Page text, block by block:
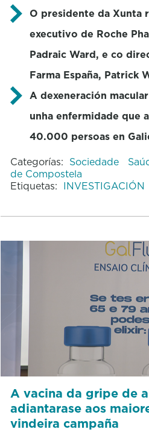
O presidente da Xunta
executivo de Roche
Padraic Ward, e co
Farma España, Patrick
A dexeneración
unha enfermidade que
40.000 persoas en
Categorías: Sociedade
de Compostela
Etiquetas: INVESTIGACIÓN
A vacina da gripe de
adiantarase aos
vindeira campaña